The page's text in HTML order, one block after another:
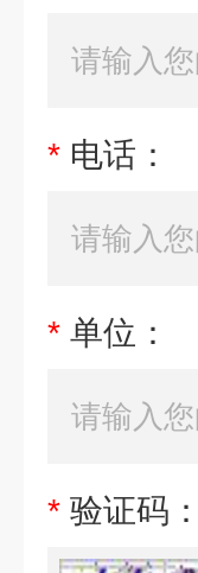
* 电话：
* 单位：
* 验证码：